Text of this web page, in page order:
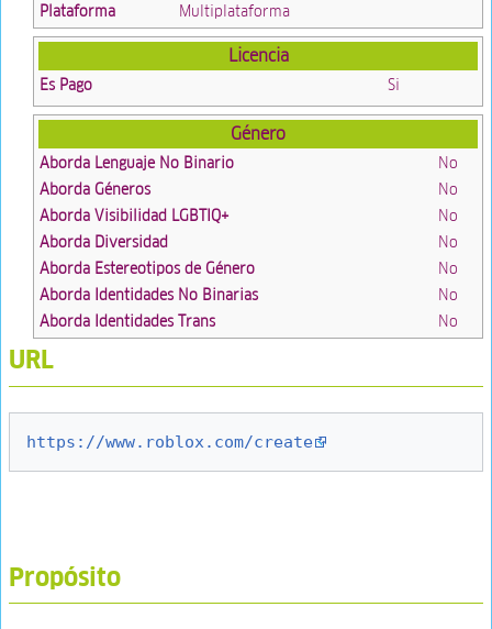
Plataforma
Multiplataforma
Licencia
Es Pago Si
Género
Aborda Lenguaje No Binario
No
Aborda Géneros
No
Aborda Visibilidad LGBTIQ+
No
Aborda Diversidad
No
Aborda Estereotipos de Género
No
Aborda Identidades No Binarias
No
Aborda Identidades Trans
No
URL
https://www.roblox.com/create
Propósito